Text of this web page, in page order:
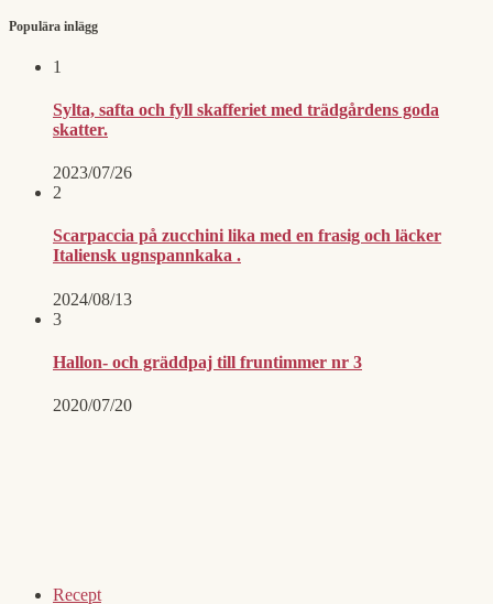
inlägg
Populära inlägg
1
Sylta, safta och fyll skafferiet med trädgårdens goda
skatter.
2023/07/26
2
Scarpaccia på zucchini lika med en frasig och läcker
Italiensk ugnspannkaka .
2024/08/13
3
Hallon- och gräddpaj till fruntimmer nr 3
2020/07/20
Recept